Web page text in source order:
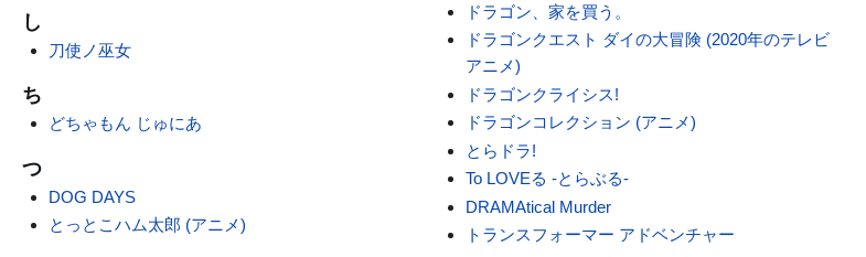
し
刀使ノ巫女
ち
どちゃもん じゅにあ
つ
DOG DAYS
とっとこハム太郎 (アニメ)
ドラゴン、家を買う。
ドラゴンクエスト ダイの大冒険 (2020年のテレビ
アニメ)
ドラゴンクライシス!
ドラゴンコレクション (アニメ)
とらドラ!
To LOVEる -とらぶる-
DRAMAtical Murder
トランスフォーマー アドベンチャー